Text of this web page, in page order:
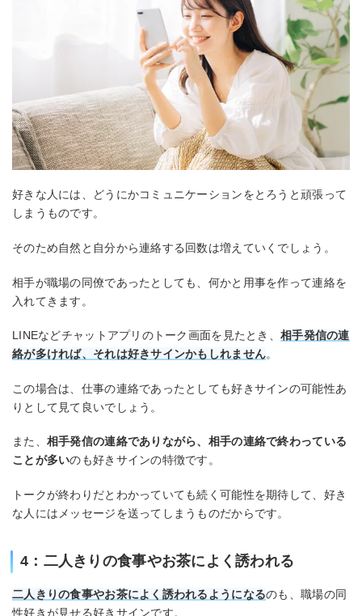
好きな人には、どうにかコミュニケーションをとろうと頑張って
しまうものです。
そのため自然と自分から連絡する回数は増えていくでしょう。
相手が職場の同僚であったとしても、何かと用事を作って連絡を
入れてきます。
LINEなどチャットアプリのトーク画面を見たとき、 相手発信の連
絡が多ければ、それは好きサインかもしれません。
この場合は、仕事の連絡であったとしても好きサインの可能性あ
りとして見て良いでしょう。
また、 相手発信の連絡でありながら、相手の連絡で終わっている
ことが多いのも好きサインの特徴です。
トークが終わりだとわかっていても続く可能性を期待して、好き
な人にはメッセージを送ってしまうものだからです。
4：二人きりの食事やお茶によく誘われる
二人きりの食事やお茶によく誘われるようになるのも、職場の同
性好きが見せる好きサインです。